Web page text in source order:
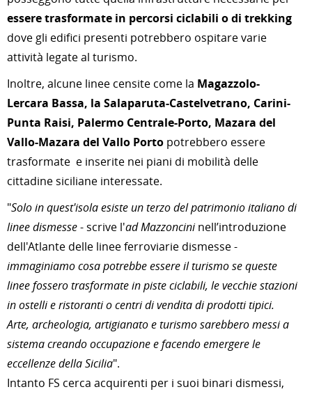
essere trasformate in percorsi ciclabili o di trekking
dove gli edifici presenti potrebbero ospitare varie
attività legate al turismo.
Inoltre, alcune linee censite come la Magazzolo-
Lercara Bassa, la Salaparuta-Castelvetrano, Carini-
Punta Raisi, Palermo Centrale-Porto, Mazara del
Vallo-Mazara del Vallo Porto potrebbero essere
trasformate e inserite nei piani di mobilità delle
cittadine siciliane interessate.
"Solo in quest'isola esiste un terzo del patrimonio italiano di
linee dismesse- scrive l'ad Mazzoncininell’introduzione
dell'Atlante delle linee ferroviarie dismesse -
immaginiamo cosa potrebbe essere il turismo se queste
linee fossero trasformate in piste ciclabili, le vecchie stazioni
in ostelli e ristoranti o centri di vendita di prodotti tipici.
Arte, archeologia, artigianato e turismo sarebbero messi a
sistema creando occupazione e facendo emergere le
eccellenze della Sicilia".
Intanto FS cerca acquirenti per i suoi binari dismessi,